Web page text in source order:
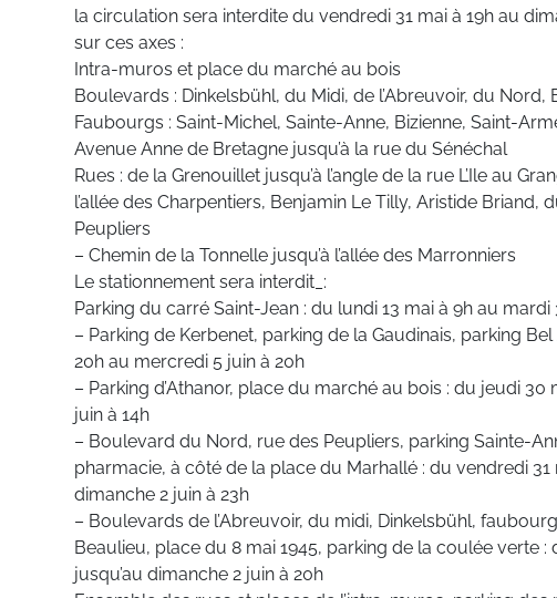
la circulation sera interdite du vendredi 31 mai à 19h au
sur ces axes :
Intra-muros et place du marché au bois
Boulevards : Dinkelsbühl, du Midi, de l’Abreuvoir, du Nord,
Faubourgs : Saint-Michel, Sainte-Anne, Bizienne, Saint-
Avenue Anne de Bretagne jusqu’à la rue du Sénéchal
Rues : de la Grenouillet jusqu’à l’angle de la rue L’Ile au
l’allée des Charpentiers, Benjamin Le Tilly, Aristide Briand,
Peupliers
– Chemin de la Tonnelle jusqu’à l’allée des Marronniers
Le stationnement sera interdit_:
Parking du carré Saint-Jean : du lundi 13 mai à 9h au mardi
– Parking de Kerbenet, parking de la Gaudinais, parking
20h au mercredi 5 juin à 20h
– Parking d’Athanor, place du marché au bois : du jeudi 30
juin à 14h
– Boulevard du Nord, rue des Peupliers, parking Sainte-
pharmacie, à côté de la place du Marhallé : du vendredi 31
dimanche 2 juin à 23h
– Boulevards de l’Abreuvoir, du midi, Dinkelsbühl,
Beaulieu, place du 8 mai 1945, parking de la coulée verte :
jusqu’au dimanche 2 juin à 20h